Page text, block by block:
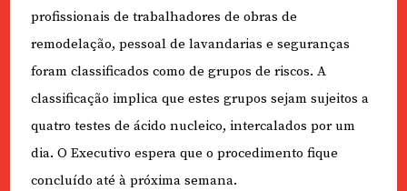
profissionais de trabalhadores de obras de
remodelação, pessoal de lavandarias e seguranças
foram classificados como de grupos de riscos. A
classificação implica que estes grupos sejam sujeitos a
quatro testes de ácido nucleico, intercalados por um
dia. O Executivo espera que o procedimento fique
concluído até à próxima semana.